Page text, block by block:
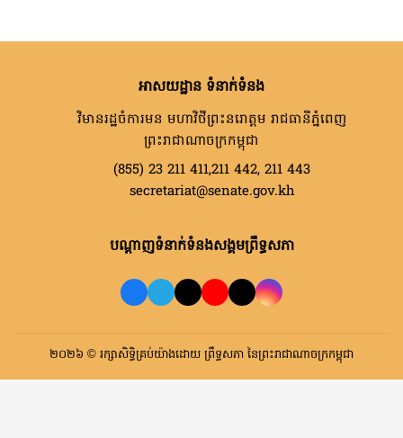
អាសយដ្ឋាន ទំនាក់ទំនង
វិមានរដ្ឋចំការមន មហាវិថីព្រះនរោត្តម រាជធានីភ្នំពេញ
ព្រះរាជាណាចក្រកម្ពុជា
(855) 23 211 411,211 442, 211 443
secretariat@senate.gov.kh
បណ្តាញទំនាក់ទំនងសង្គមព្រឹទ្ធសភា
២០២៦ © រក្សាសិទ្ធិគ្រប់យ៉ាងដោយ ព្រឹទ្ធសភា នៃព្រះរាជាណាចក្រកម្ពុជា